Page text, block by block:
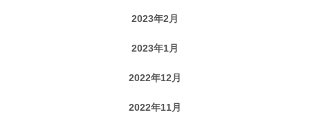
2023年2月
2023年1月
2022年12月
2022年11月